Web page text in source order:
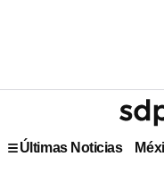
Últimas Noticias